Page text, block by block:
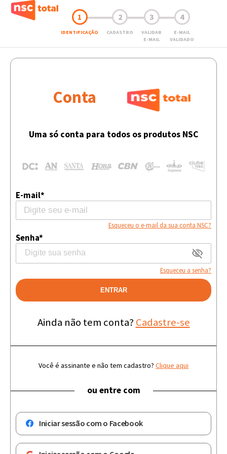
1
IDENTIFICAÇÃO
2
CADASTRO
3
VALIDAR
E-MAIL
4
E-MAIL
VALIDADO
Conta
Uma só conta para todos os produtos NSC
E-mail*
Esqueceu o e-mail da sua conta NSC?
Senha*
Esqueceu a senha?
ENTRAR
Ainda não tem conta? Cadastre-se
Você é assinante e não tem cadastro? Clique aqui
ou entre com
Iniciar sessão com o Facebook